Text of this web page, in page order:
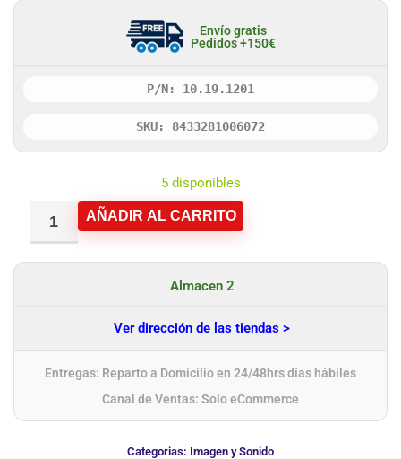
Envío gratis
Pedidos +150€
P/N: 10.19.1201
SKU: 8433281006072
5 disponibles
AÑADIR AL CARRITO
Almacen 2
Ver dirección de las tiendas >
Entregas: Reparto a Domicilio en 24/48hrs días hábiles
Canal de Ventas: Solo eCommerce
Categorias: Imagen y Sonido